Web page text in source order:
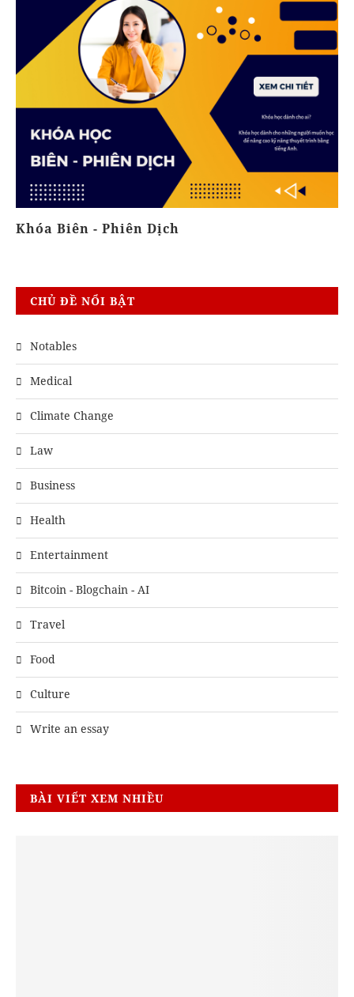
Khóa Biên - Phiên Dịch
CHỦ ĐỀ NỔI BẬT
Notables
Medical
Climate Change
Law
Business
Health
Entertainment
Bitcoin - Blogchain - AI
Travel
Food
Culture
Write an essay
BÀI VIẾT XEM NHIỀU